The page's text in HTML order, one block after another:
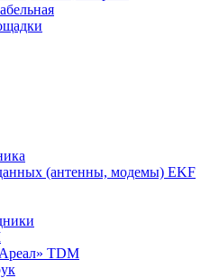
(антенны, модемы) EKF
TDM